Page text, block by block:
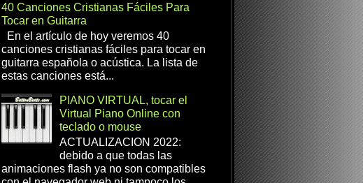
40 Canciones Cristianas Fáciles Para
Tocar en Guitarra
En el artículo de hoy veremos 40
canciones cristianas fáciles para tocar en
guitarra española o acústica. La lista de
estas canciones está...
PIANO VIRTUAL, tocar el
Virtual Piano Online con
teclado o mouse
ACTUALIZACION 2022:
debido a que todas las
animaciones flash ya no son compatibles